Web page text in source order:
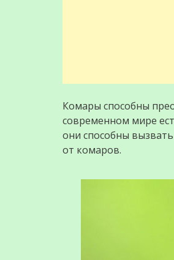
Комары способны
современном мире
они способны
от комаров.